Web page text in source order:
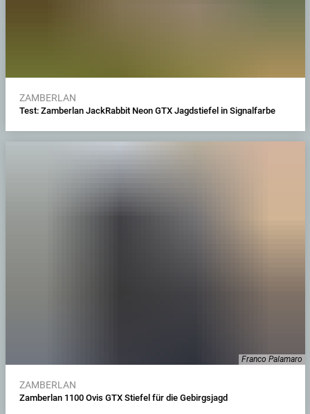
ZAMBERLAN
Test: Zamberlan JackRabbit Neon GTX Jagdstiefel in Signalfarbe
Franco Palamaro
ZAMBERLAN
Zamberlan 1100 Ovis GTX Stiefel für die Gebirgsjagd